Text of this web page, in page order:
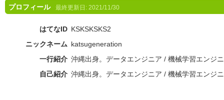
プロフィール 最終更新日: 2021/11/30
はてなID KSKSKSKS2
ニックネーム katsugeneration
一行紹介 沖縄出身。データエンジニア / 機械学習エンジ
自己紹介 沖縄出身。データエンジニア / 機械学習エンジ